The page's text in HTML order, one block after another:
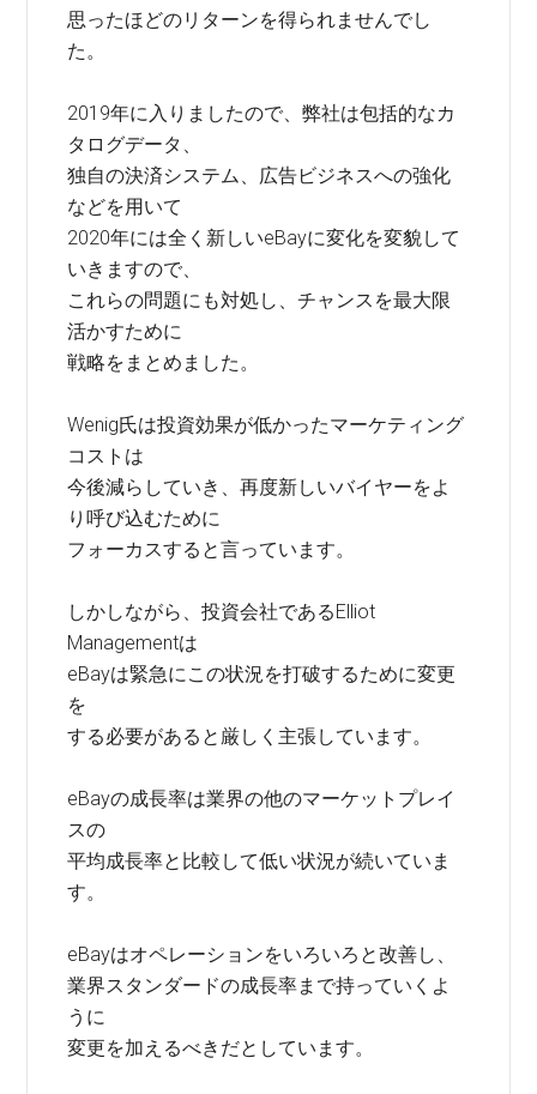
思ったほどのリターンを得られませんでし
た。
2019年に入りましたので、弊社は包括的なカ
タログデータ、
独自の決済システム、広告ビジネスへの強化
などを用いて
2020年には全く新しいeBayに変化を変貌して
いきますので、
これらの問題にも対処し、チャンスを最大限
活かすために
戦略をまとめました。
Wenig氏は投資効果が低かったマーケティング
コストは
今後減らしていき、再度新しいバイヤーをよ
り呼び込むために
フォーカスすると言っています。
しかしながら、投資会社であるElliot
Managementは
eBayは緊急にこの状況を打破するために変更
を
する必要があると厳しく主張しています。
eBayの成長率は業界の他のマーケットプレイ
スの
平均成長率と比較して低い状況が続いていま
す。
eBayはオペレーションをいろいろと改善し、
業界スタンダードの成長率まで持っていくよ
うに
変更を加えるべきだとしています。